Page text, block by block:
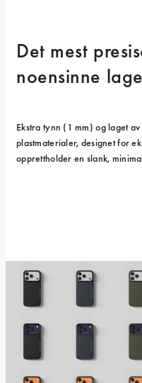
Det mest
noensinne
Ekstra tynn (1 mm) og laget
plastmaterialer, designet for
opprettholder en slank,